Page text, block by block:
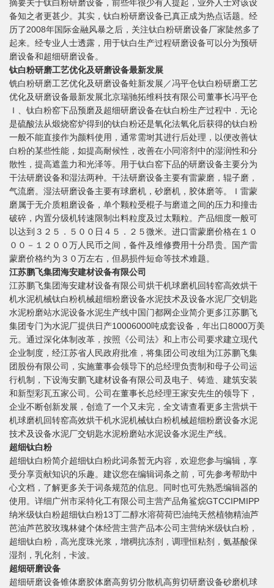
摘要关于钛白粉研磨设备，前些年很少有人提起，业外人士对该设
备知之者更甚少。其实，钛白粉研磨设备已真正成为热点话题。经
历了2008年国际金融风暴之后，关注钛白粉研磨设备厂家陡然多了
起来。经专业人士透露，用于钛白生产过程研磨设备可以分为预研
磨设备和超细研磨设备。
钛白粉研磨工艺优化及研磨设备最新发展
铣白粉研磨工艺优化及研磨设备蛀新发展／冯平仓钛白粉研磨工艺
优化及研磨设备最新发展北京瑞驰拓维科技有限公司董事长冯平仓
Ｉ、钛白粉窑下品预磨及超细研磨设备在钛白粉生产过程中．无论
是硫酸法从煅烧窑炉得到的钛白粉还是氧化法氧化后获得的钛白粉
一般不能直接作为颜料使用，通常需埘其进行后处理，以便改善钛
白粉的某些性能，如提高耐候性，改善在小同溶剂中的湿润性和分
散性，提高遮盖力和光泽等。用于钛白窑下品的研磨设备主要分为
干法研磨设备和湿法两种。干法研磨设备主要有雷蒙磨，辊子磨，
气流磨。湿法研磨设备主要有球磨机，砂磨机，胶体磨等。Ｉ雷蒙
磨属于无介质粗磨设备，单个颗粒受棍子与磨道之间的压力和撞击
破碎，内置分级机转速限制出料粒度及过太颗粒。产品细度一般可
以达到３２５．５００日４５．２５微米。进口雷蒙磨价格在１０
００－１２００万人民币之间，备件及维修费用十分昂贵。国产雷
蒙磨价格约为３０万左右，但易损件短命等技术难题。
江苏鹏飞集团海安建材设备有限公司
江苏鹏飞集团海安建材设备有限公司烘干机球磨机回转窑高效烘干
机水泥机械钛白粉机械超细粉磨设备水泥技术及设备水泥厂交钥匙
水泥粉磨站水泥设备水泥生产线中国门都网企业简介更多江苏鹏飞
集团专门为水泥厂提供日产10006000吨成套设备，年出口8000万美
元。通过深化体制改革，按照《公司法》和上市公司要求建立现代
企业制度，经江苏省人民政府批准，将集团公司改组为江苏鹏飞集
团股份有限公司，实施董事会领导下的总经理负责制和母子公司运
行机制，下设海安鹏飞建材设备有限公司及电子、铸造、建筑安装
和新型彩瓦五家公司。公司在董事长总经理王家安先生的领导下，
企业不断创新发展，创造了一个又未完，全文请查看更多主营烘干
机球磨机回转窑高效烘干机水泥机械钛白粉机械超细粉磨设备水泥
技术及设备水泥厂交钥匙水泥粉磨站水泥设备水泥生产线。
超细钛白粉
超细钛白粉简介超细钛白粉此词条暂无内容，欢迎您参与编辑，享
受分享贡献知识的乐趣。建议您在编辑词条之前，可先参考帮助中
心文档，了解更多关于词条规范的信息。同时也可先熟悉编辑器的
使用。详细广州市采特化工有限公司主营产品角鲨烷GTCCIPMIPP
纳米级钛白粉超细钛白粉13丁二醇水溶荷荷巴油纯天然植物精油芦
芭油芦芭胶玫瑰林健个体经营主营产品本公司主营纳米级钛白粉，
超细钛白粉，高光度珠光浆，增稠抗冻剂，调理恒粘剂，氨基酸保
湿剂，乳化剂，卡波。
超细研磨设备
超细研磨设备锥体磨胶体磨高剪切分散机高剪切研磨设备砂磨机球